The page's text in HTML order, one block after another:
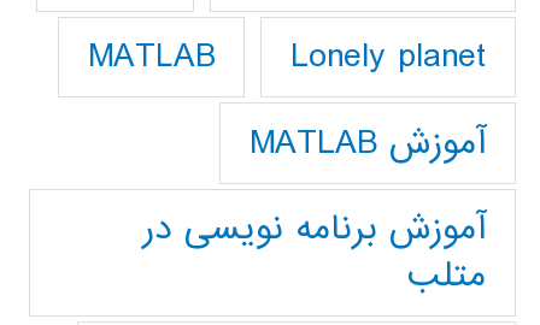
Lonely planet
MATLAB
آموزش MATLAB
آموزش برنامه نویسی در
متلب